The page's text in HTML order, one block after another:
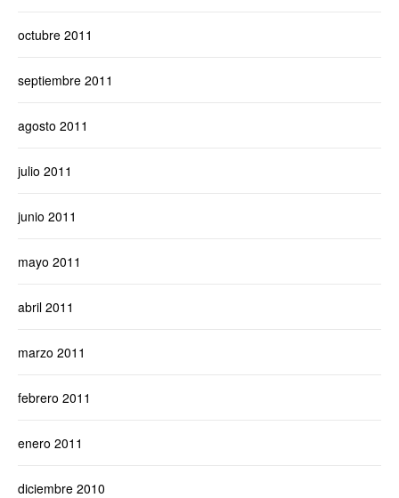
octubre 2011
septiembre 2011
agosto 2011
julio 2011
junio 2011
mayo 2011
abril 2011
marzo 2011
febrero 2011
enero 2011
diciembre 2010